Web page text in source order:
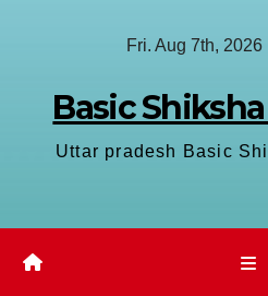
Fri. Aug 7th, 2026
Basic
Uttar pradesh Basic